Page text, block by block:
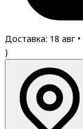
Доставка: 18 авг •
)